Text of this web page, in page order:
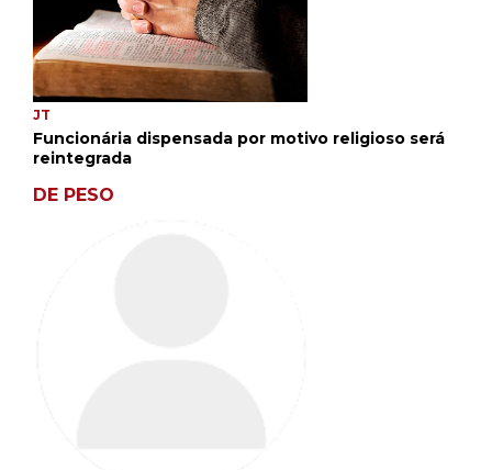
JT
Funcionária dispensada por motivo religioso será
reintegrada
DE PESO